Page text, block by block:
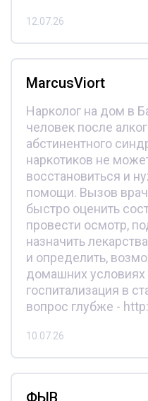
12.07.26
MarcusViort
Нарколог на дом в
человек после
абстинентного
наркотиков не
восстановиться и
помощи. Вызов
быстро оценить
провести осмотр,
назначить
и определить,
домашних условиях
госпитализация в
вопрос глубже -
10.07.26
ФЫВ